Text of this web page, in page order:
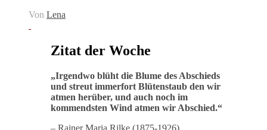
Von Lena
Zitat der Woche
„Irgendwo blüht die Blume des Abschieds
und streut immerfort Blütenstaub den wir
atmen herüber, und auch noch im
kommendsten Wind atmen wir Abschied.“
– Rainer Maria Rilke (1875-1926),